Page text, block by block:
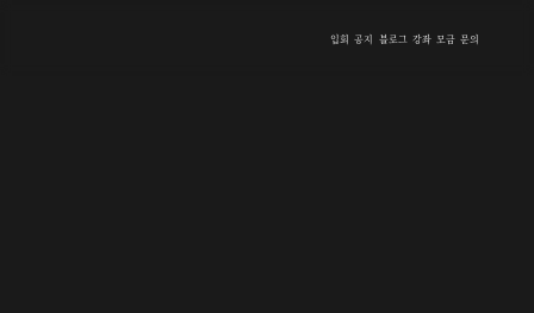
입회 공지 블로그 강좌 모금 문의